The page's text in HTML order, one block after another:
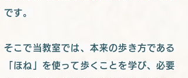
です。
そこで当教室では、 本来の歩き方である
「ほね」を使って歩くことを学び、必要